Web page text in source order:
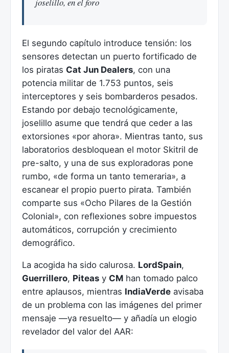
joselillo, en el foro
El segundo capítulo introduce tensión: los
sensores detectan un puerto fortificado de
los piratas Cat Jun Dealers, con una
potencia militar de 1.753 puntos, seis
interceptores y seis bombarderos pesados.
Estando por debajo tecnológicamente,
joselillo asume que tendrá que ceder a las
extorsiones «por ahora». Mientras tanto, sus
laboratorios desbloquean el motor Skitril de
pre-salto, y una de sus exploradoras pone
rumbo, «de forma un tanto temeraria», a
escanear el propio puerto pirata. También
comparte sus «Ocho Pilares de la Gestión
Colonial», con reflexiones sobre impuestos
automáticos, corrupción y crecimiento
demográfico.
La acogida ha sido calurosa. LordSpain,
Guerrillero, Piteas y CM han tomado palco
entre aplausos, mientras IndiaVerde avisaba
de un problema con las imágenes del primer
mensaje —ya resuelto— y añadía un elogio
revelador del valor del AAR: